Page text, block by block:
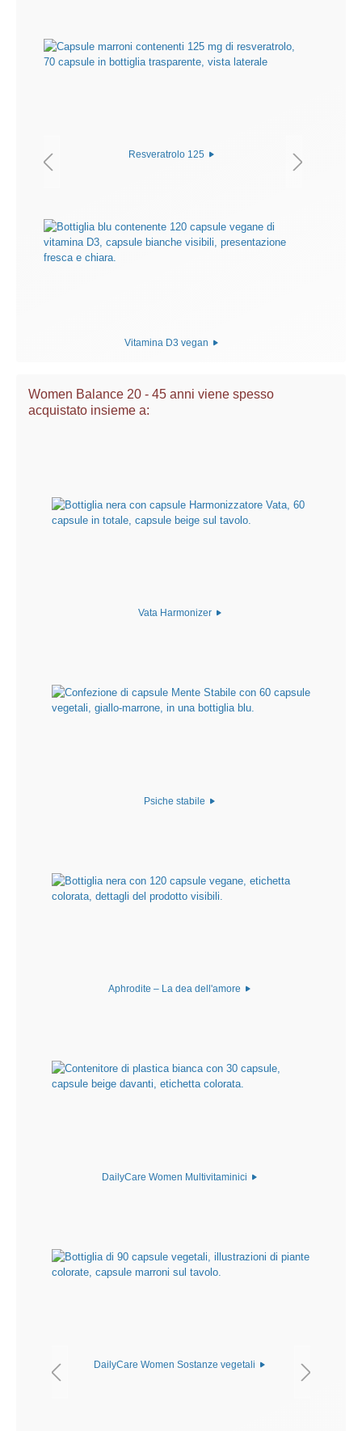
Resveratrolo 125
Vitamina D3 vegan
Women Balance 20 - 45 anni viene spesso
acquistato insieme a:
Vata Harmonizer
Psiche stabile
Aphrodite – La dea dell'amore
DailyCare Women Multivitaminici
DailyCare Women Sostanze vegetali